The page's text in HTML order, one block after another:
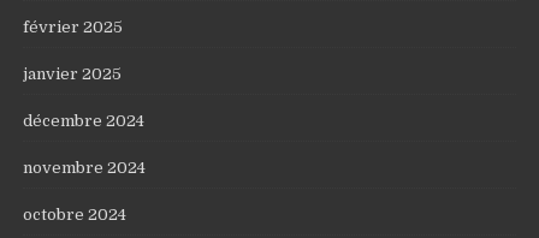
février 2025
janvier 2025
décembre 2024
novembre 2024
octobre 2024